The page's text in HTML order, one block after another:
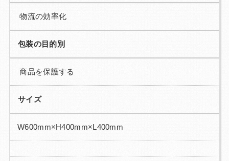
物流の効率化
包装の目的別
商品を保護する
サイズ
W600mm×H400mm×L400mm